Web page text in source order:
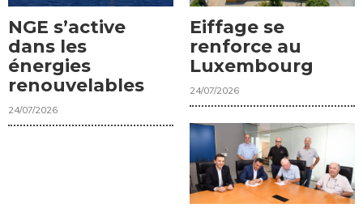
NGE s’active
dans les
énergies
renouvelables
24/07/2026
Eiffage se
renforce au
Luxembourg
24/07/2026